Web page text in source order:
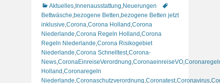
Kategorien
Aktuelles, Innenausstattung,Neuerungen
Schlagworte
Bettwäsche,bezogene Betten,bezogene Betten jetzt
inklusive,Corona,Corona Holland ,Corona
Niederlande,Corona Regeln Holland ,Corona
Regeln Niederlande,Corona Risikogebiet
Niederlande,Corona Schnelltest,Corona-
News,CoronaEinreiseVerordnung,CoronaeinreiseVO,
Holland ,Coronaregeln
Niederlande,Coronaschutzverordnung,Coronatest,Coronavirus,